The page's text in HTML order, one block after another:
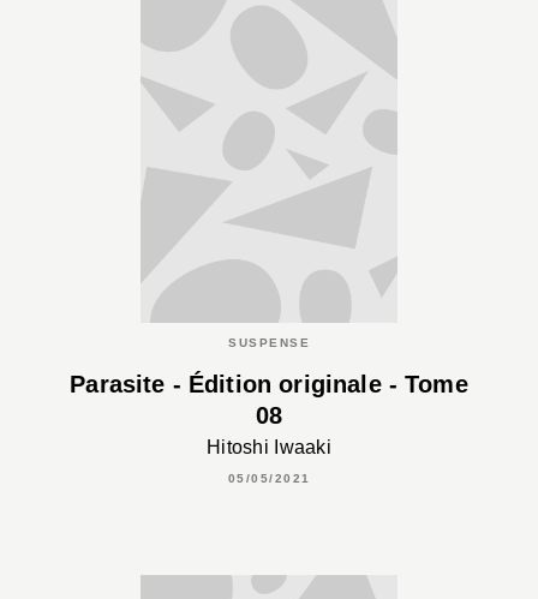
SUSPENSE
Parasite - Édition originale - Tome
08
Hitoshi Iwaaki
05/05/2021